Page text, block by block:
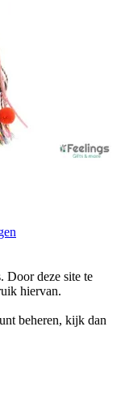
Door deze site te
hiervan.
beheren, kijk dan